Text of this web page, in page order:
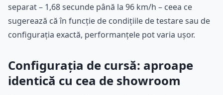
separat – 1,68 secunde până la 96 km/h – ceea ce
sugerează că în funcție de condițiile de testare sau de
configurația exactă, performanțele pot varia ușor.
Configurația de cursă: aproape
identică cu cea de showroom